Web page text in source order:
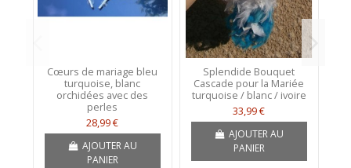
Cœurs de mariage bleu
turquoise, blanc
orchidées avec des
perles
28,99 €
AJOUTER AU
PANIER
Splendide Bouquet
Cascade pour la Mariée
turquoise / blanc / ivoire
33,99 €
AJOUTER AU
PANIER